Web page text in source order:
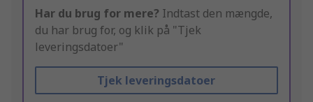
Har du brug for mere? Indtast den mængde,
du har brug for, og klik på "Tjek
leveringsdatoer"
Tjek leveringsdatoer